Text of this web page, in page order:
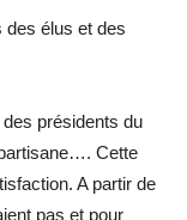
élus et des
des présidents du
Cette
A partir de
pas et pour